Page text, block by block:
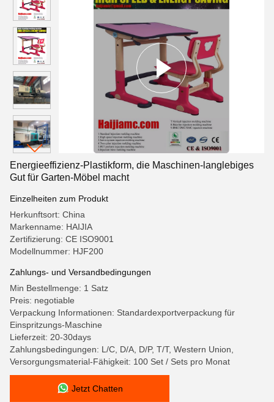
Energieeffizienz-Plastikform, die Maschinen-langlebiges
Gut für Garten-Möbel macht
Einzelheiten zum Produkt
Herkunftsort: China
Markenname: HAIJIA
Zertifizierung: CE ISO9001
Modellnummer: HJF200
Zahlungs- und Versandbedingungen
Min Bestellmenge: 1 Satz
Preis: negotiable
Verpackung Informationen: Standardexportverpackung für
Einspritzungs-Maschine
Lieferzeit: 20-30days
Zahlungsbedingungen: L/C, D/A, D/P, T/T, Western Union,
Versorgungsmaterial-Fähigkeit: 100 Set / Sets pro Monat
Jetzt Chatten